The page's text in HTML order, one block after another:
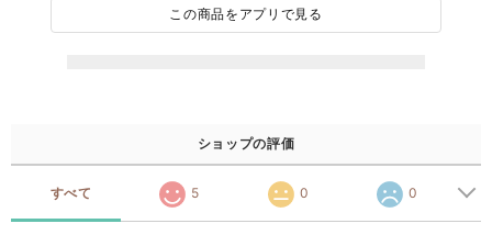
この商品をアプリで見る
ショップの評価
すべて 5 0 0